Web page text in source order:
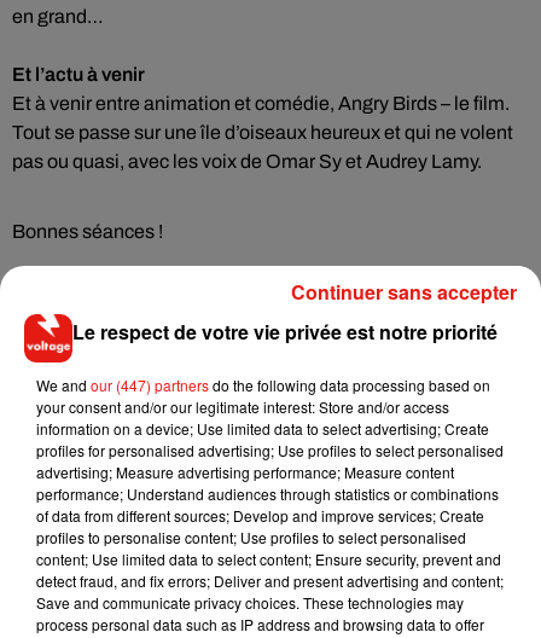
en grand…
Et l’actu à venir
Et à venir entre animation et comédie, Angry Birds – le film.
Tout se passe sur une île d’oiseaux heureux et qui ne volent
pas ou quasi, avec les voix de Omar Sy et Audrey Lamy.
Bonnes séances !
Ecouter Chronique ciné du 7 mai 2016
Musique
7 août 2026
RÜFÜS DU SOL annonce un nouvel
album après sa tournée mondiale
Le respect de votre vie privée est notre priorité
We and our (447) partnersdo the following data processing based on
your consent and/or our legitimate interest: Store and/or access
information on a device; Use limited data to select advertising; Create
profiles for personalised advertising; Use profiles to select personalised
advertising; Measure advertising performance; Measure content
performance; Understand audiences through statistics or combinations
of data from different sources; Develop and improve services; Create
profiles to personalise content; Use profiles to select personalised
content; Use limited data to select content; Ensure security, prevent and
detect fraud, and fix errors; Deliver and present advertising and content;
Save and communicate privacy choices. These technologies may
process personal data such as IP address and browsing data to offer
Continuer sans accepter